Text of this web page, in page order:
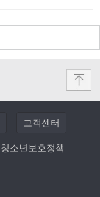
고객센터
청소년보호정책